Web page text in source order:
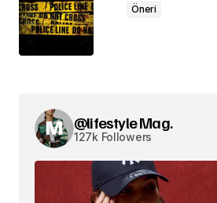
Öneri
@lifestyle Mag.
127k Followers